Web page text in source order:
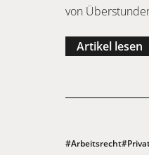
von
Artikel lesen
#Arbeitsrecht